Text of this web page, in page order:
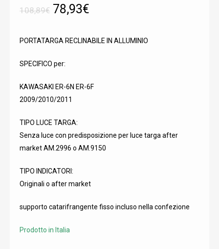
108,89€ Il
originale
108,89€.
78,93€
attuale
PORTATARGA RECLINABILE IN ALLUMINIO
SPECIFICO per:
KAWASAKI ER-6N ER-6F
2009/2010/2011
TIPO LUCE TARGA:
Senza luce con predisposizione per luce targa after
market AM.2996 o AM.9150
TIPO INDICATORI:
Originali o after market
supporto catarifrangente fisso incluso nella confezione
Prodotto in Italia